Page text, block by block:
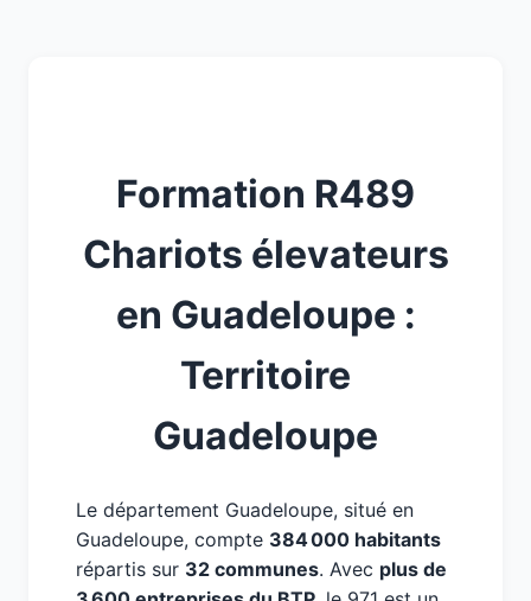
Formation R489
Chariots élevateurs
en Guadeloupe :
Territoire
Guadeloupe
Le département Guadeloupe, situé en
Guadeloupe, compte 384 000 habitants
répartis sur 32 communes. Avec plus de